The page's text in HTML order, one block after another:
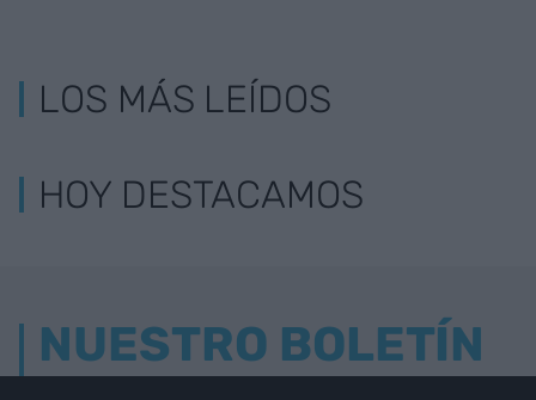
LOS MÁS LEÍDOS
HOY DESTACAMOS
NUESTRO BOLETÍN